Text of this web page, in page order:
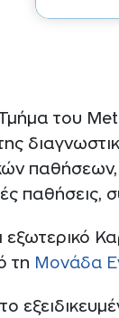
του
παθήσεις,
εξωτερικό
τη Μονάδα